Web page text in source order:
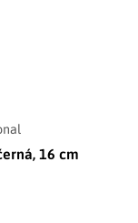
16 cm